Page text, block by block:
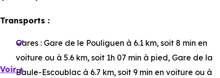
Transports :
Gares : Gare de le Pouliguen à 6.1 km, soit 8 min en
voiture ou à 5.6 km, soit 1h 07 min à pied, Gare de la
Baule-Escoublac à 6.7 km, soit 9 min en voiture ou à
Voir +